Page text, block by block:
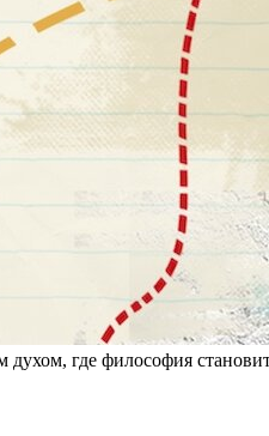
где философия